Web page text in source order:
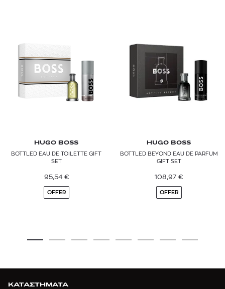
HUGO BOSS
BOTTLED EAU DE TOILETTE GIFT
SET
95,54 €
OFFER
HUGO BOSS
BOTTLED BEYOND EAU DE PARFUM
GIFT SET
108,97 €
OFFER
ΚΑΤΑΣΤΗΜΑΤΑ